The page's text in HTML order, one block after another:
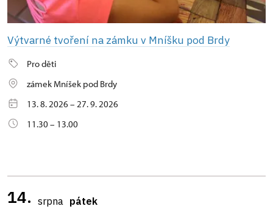
Výtvarné tvoření na zámku v Mníšku pod Brdy
Pro děti
zámek Mníšek pod Brdy
13. 8. 2026 – 27. 9. 2026
11.30 – 13.00
14. srpna pátek